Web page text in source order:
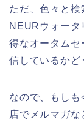
ただ、色々と検
NEURウォータ
得なオータムセ
信しているかど
なので、もし
店でメルマガ